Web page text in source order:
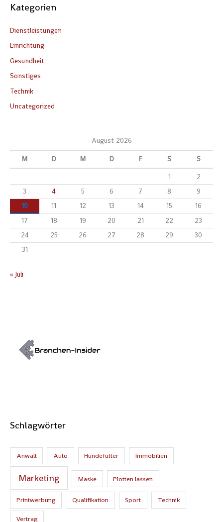
Kategorien
Dienstleistungen
Einrichtung
Gesundheit
Sonstiges
Technik
Uncategorized
August 2026
M D M D F S S
1
2
3
4 5 6 7 8
9
10
11 12 13 14 15
16
17
18 19 20 21 22
23
24
25 26 27 28 29
30
31
« Juli
Schlagwörter
Anwalt Auto Hundefutter Immobilien
Marketing Maske Plotten lassen
Printwerbung Qualifikation Sport Technik
Vertrag